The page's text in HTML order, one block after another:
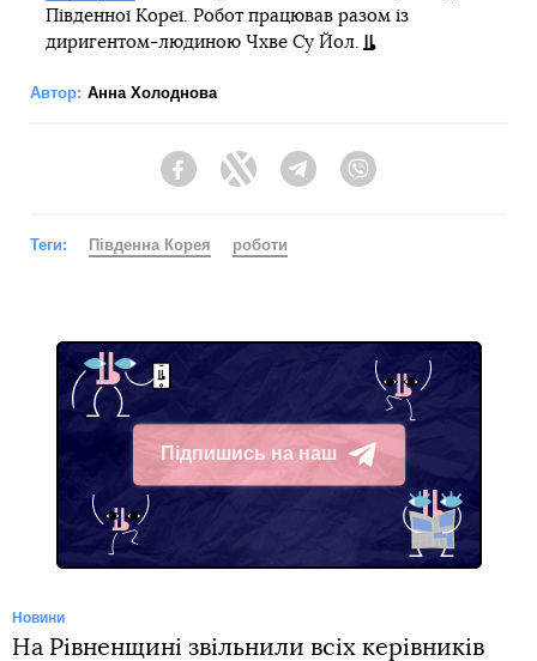
Південної Кореї. Робот працював разом із
диригентом-людиною Чхве Су Йол.
Автор: Анна Холоднова
FacebookTwitter Telegram
Теги: Південна Корея роботи
Підпишись на наш
Telegram
Новини
На Рівненщині звільнили всіх керівників